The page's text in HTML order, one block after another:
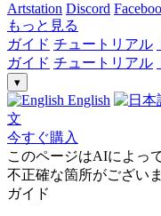
Artstation Discord
もっと見る
ガイド チュートリアル
ガイド チュートリアル
▾
English
文
今すぐ購入
このページはAIによっ
不正確な箇所がござい
ガイド